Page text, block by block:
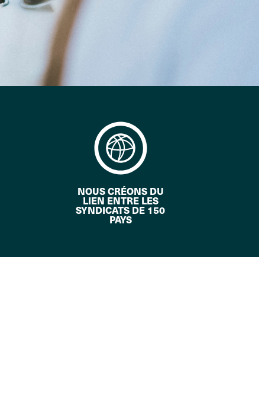
NOUS CRÉONS DU
LIEN ENTRE LES
SYNDICATS DE 150
PAYS